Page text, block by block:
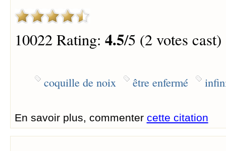
10022 Rating: 4.5/5 (2 votes cast)
coquille de noix être enfermé
En savoir plus, commenter cette citation